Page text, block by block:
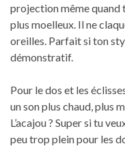
projection même quand
plus moelleux. Il ne
oreilles. Parfait si ton
démonstratif.
Pour le dos et les
un son plus chaud, plus
L’acajou ? Super si tu
peu trop plein pour les